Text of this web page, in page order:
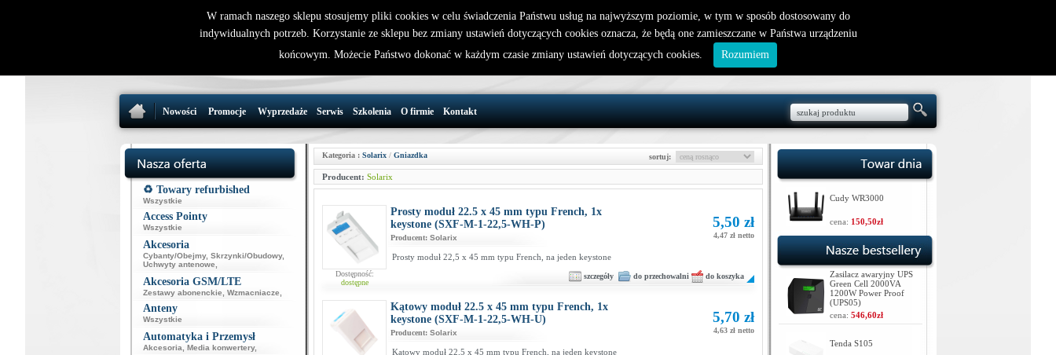
nowy klient
32 721 86 72
support@wirelesslan.com.pl
W koszyku jest 0 produktów(y)
Nowości Promocje Wyprzedaże Serwis Szkolenia O firmie Kontakt
♻️ Towary refurbished
Wszystkie
Access Pointy
Wszystkie
Akcesoria
Cybanty/Obejmy, Skrzynki/Obudowy,
Uchwyty antenowe
Akcesoria GSM/LTE
Zestawy abonenckie Wzmacniacze
Anteny
Wszystkie
Automatyka i Przemysł
Akcesoria Media konwertery,
Kategoria : Solarix / Gniazdka sortuj:
Producent: Solarix
Dostępność:
dostępne
Prosty moduł 22.5 x 45 mm typu French, 1x
keystone (SXF-M-1-22,5-WH-P)
Producent: Solarix
5,50 zł
4,47 zł netto
Prosty moduł 22,5 x 45 mm typu French, na jeden keystone
szczegóły do przechowalni do koszyka
Kątowy moduł 22.5 x 45 mm typu French, 1x
keystone (SXF-M-1-22,5-WH-U)
Producent: Solarix
5,70 zł
4,63 zł netto
Kątowy moduł 22,5 x 45 mm typu French, na jeden keystone
Cudy WR3000
cena: 150,50zł
Zasilacz awaryjny UPS
Green Cell 2000VA
1200W Power Proof
(UPS05)
cena: 546,60zł
Tenda S105
W ramach naszego sklepu stosujemy pliki cookies w celu świadczenia Państwu usług na najwyższym poziomie, w tym w sposób dostosowany do
indywidualnych potrzeb. Korzystanie ze sklepu bez zmiany ustawień dotyczących cookies oznacza, że będą one zamieszczane w Państwa urządzeniu
końcowym. Możecie Państwo dokonać w każdym czasie zmiany ustawień dotyczących cookies.
Rozumiem